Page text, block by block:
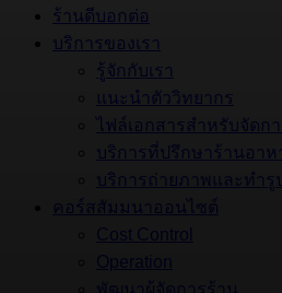
ร้านดีบอกต่อ
บริการของเรา
รู้จักกับเรา
แนะนำตัววิทยากร
ไฟล์เอกสารสำหรับจัดก
บริการที่ปรึกษาร้านอาห